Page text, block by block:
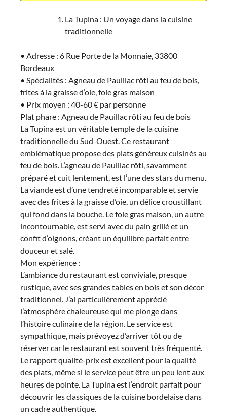
La Tupina : Un voyage dans la cuisine
traditionnelle
• Adresse : 6 Rue Porte de la Monnaie, 33800
Bordeaux
• Spécialités : Agneau de Pauillac rôti au feu de bois,
frites à la graisse d’oie, foie gras maison
• Prix moyen : 40-60 € par personne
Plat phare : Agneau de Pauillac rôti au feu de bois
La Tupina est un véritable temple de la cuisine
traditionnelle du Sud-Ouest. Ce restaurant
emblématique propose des plats généreux cuisinés au
feu de bois. L’agneau de Pauillac rôti, savamment
préparé et cuit lentement, est l’une des stars du menu.
La viande est d’une tendreté incomparable et servie
avec des frites à la graisse d’oie, un délice croustillant
qui fond dans la bouche. Le foie gras maison, un autre
incontournable, est servi avec du pain grillé et un
confit d’oignons, créant un équilibre parfait entre
douceur et salé.
Mon expérience :
L’ambiance du restaurant est conviviale, presque
rustique, avec ses grandes tables en bois et son décor
traditionnel. J’ai particulièrement apprécié
l’atmosphère chaleureuse qui me plonge dans
l’histoire culinaire de la région. Le service est
sympathique, mais prévoyez d’arriver tôt ou de
réserver car le restaurant est souvent très fréquenté.
Le rapport qualité-prix est excellent pour la qualité
des plats, même si le service peut être un peu lent aux
heures de pointe. La Tupina est l’endroit parfait pour
découvrir les classiques de la cuisine bordelaise dans
un cadre authentique.